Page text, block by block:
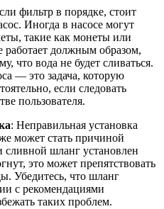
фильтр в порядке, стоит
Иногда в насосе могут
такие как монеты или
должным образом,
что вода не будет сливаться.
— это задача, которую
если следовать
пользователя.
: Неправильная установка
может стать причиной
шланг установлен
это может препятствовать
Убедитесь, что шланг
с рекомендациями
таких проблем.